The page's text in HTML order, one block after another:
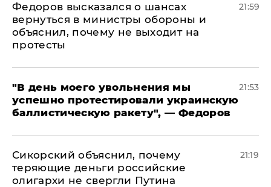
Федоров высказался о шансах
вернуться в министры обороны и
объяснил, почему не выходит на
протесты
21:59
​"В день моего увольнения мы
успешно протестировали украинскую
баллистическую ракету", — Федоров
21:53
Сикорский объяснил, почему
теряющие деньги российские
олигархи не свергли Путина
21:19